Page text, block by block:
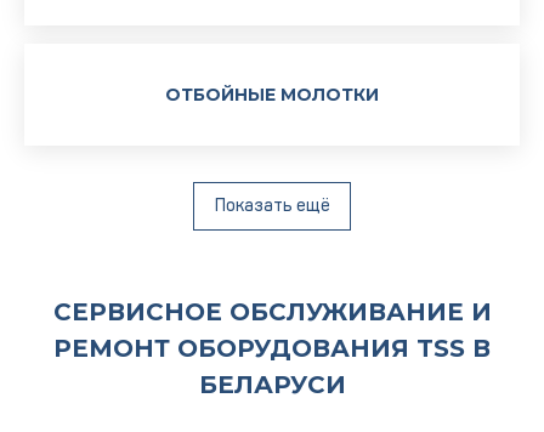
ОТБОЙНЫЕ МОЛОТКИ
Показать ещё
СЕРВИСНОЕ ОБСЛУЖИВАНИЕ И
РЕМОНТ ОБОРУДОВАНИЯ TSS В
БЕЛАРУСИ